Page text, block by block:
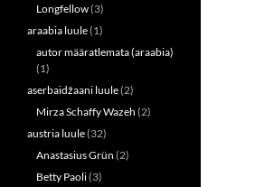
Longfellow(3)
araabia luule(1)
autor määratlemata (araabia)
(1)
aserbaidžaani luule(2)
Mirza Schaffy Wazeh (2)
austria luule(32)
Anastasius Grün (2)
Betty Paoli(3)